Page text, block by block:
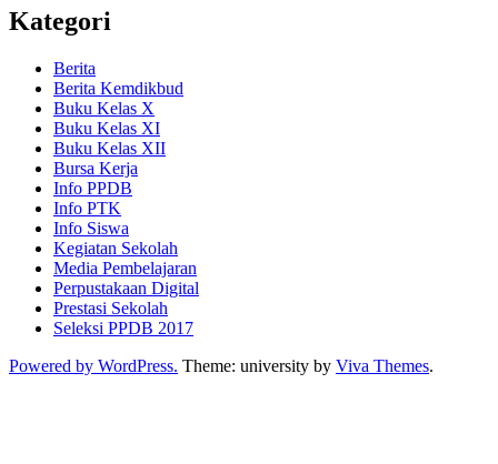
Kategori
Berita
Berita Kemdikbud
Buku Kelas X
Buku Kelas XI
Buku Kelas XII
Bursa Kerja
Info PPDB
Info PTK
Info Siswa
Kegiatan Sekolah
Media Pembelajaran
Perpustakaan Digital
Prestasi Sekolah
Seleksi PPDB 2017
Powered by WordPress. Theme: university by Viva Themes.